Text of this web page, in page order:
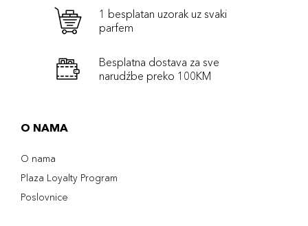
1 besplatan uzorak uz svaki
parfem
Besplatna dostava za sve
narudźbe preko 100KM
O NAMA
O nama
Plaza Loyalty Program
Poslovnice